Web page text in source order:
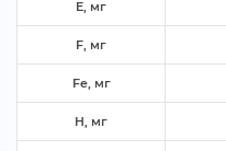
E, м
F, м
Fe, м
H, м